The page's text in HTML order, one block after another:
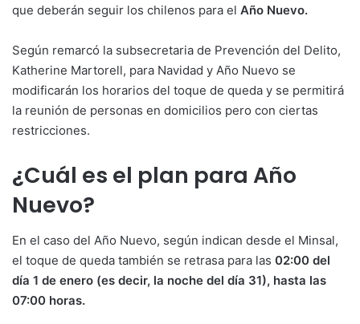
que deberán seguir los chilenos para el Año Nuevo.
Según remarcó la subsecretaria de Prevención del Delito,
Katherine Martorell, para Navidad y Año Nuevo se
modificarán los horarios del toque de queda y se permitirá
la reunión de personas en domicilios pero con ciertas
restricciones.
¿Cuál es el plan para Año
Nuevo?
En el caso del Año Nuevo, según indican desde el Minsal,
el toque de queda también se retrasa para las 02:00 del
día 1 de enero (es decir, la noche del día 31), hasta las
07:00 horas.